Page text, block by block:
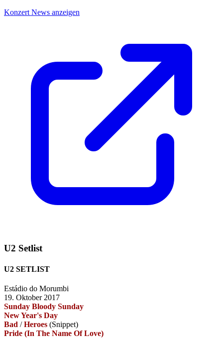
Konzert News anzeigen
U2 Setlist
U2 SETLIST
Estádio do Morumbi
19. Oktober 2017
Sunday Bloody Sunday
New Year's Day
Bad /Heroes (Snippet)
Pride (In The Name Of Love)